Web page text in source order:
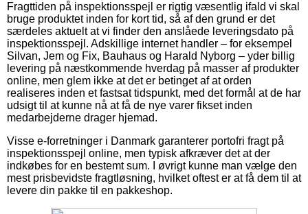
Fragttiden på inspektionsspejl er rigtig væsentlig ifald vi skal
bruge produktet inden for kort tid, så af den grund er det
særdeles aktuelt at vi finder den anslåede leveringsdato på
inspektionsspejl. Adskillige internet handler – for eksempel
Silvan, Jem og Fix, Bauhaus og Harald Nyborg – yder billig
levering på næstkommende hverdag på masser af produkter
online, men glem ikke at det er betinget af at orden
realiseres inden et fastsat tidspunkt, med det formål at de har
udsigt til at kunne nå at få de nye varer fikset inden
medarbejderne drager hjemad.
Visse e-forretninger i Danmark garanterer portofri fragt på
inspektionsspejl online, men typisk afkræver det at der
indkøbes for en bestemt sum. I øvrigt kunne man vælge den
mest prisbevidste fragtløsning, hvilket oftest er at få dem til at
levere din pakke til en pakkeshop.